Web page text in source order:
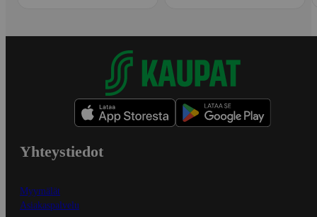
Yhteystiedot
Myymälät
Asiakaspalvelu